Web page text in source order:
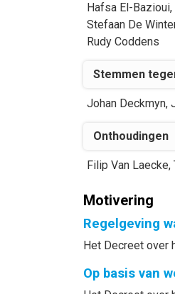
Hafsa El-Bazioui,
Stefaan De
Rudy Coddens
Stemmen
Johan Deckmyn,
Onthoudingen
Filip Van Laecke,
Motivering
Regelgeving
Het Decreet over
Op basis van